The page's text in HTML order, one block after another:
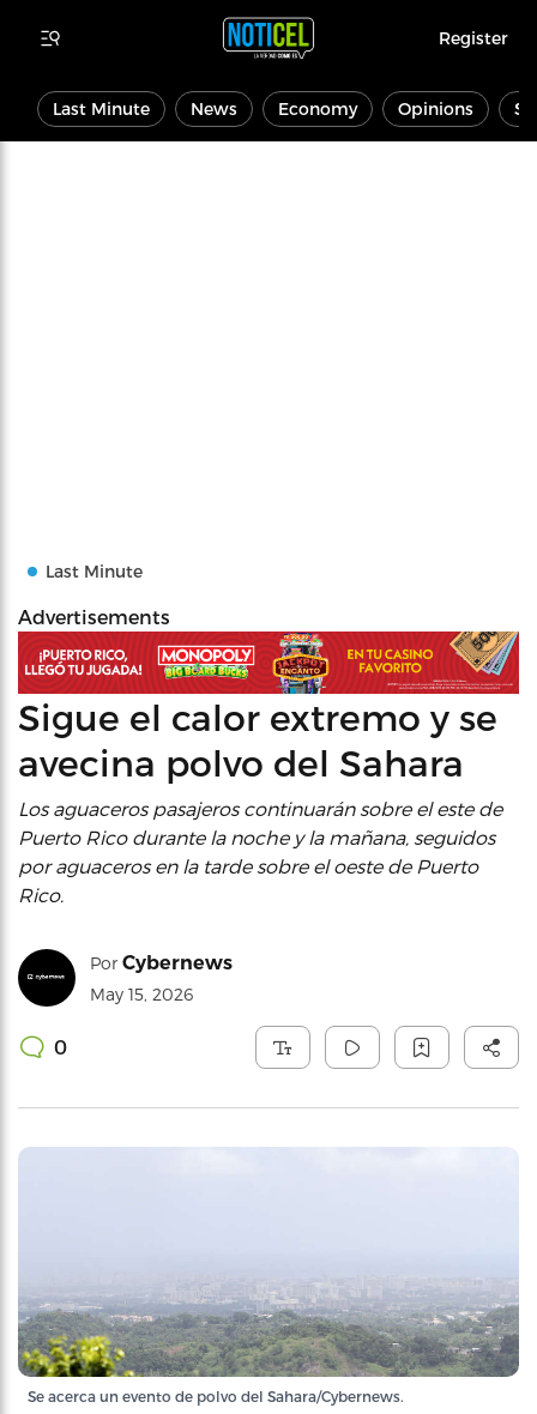
Register
Last Minute News Economy Opinions
Last Minute
Advertisements
Sigue el calor extremo y se
avecina polvo del Sahara
Los aguaceros pasajeros continuarán sobre el este de
Puerto Rico durante la noche y la mañana, seguidos
por aguaceros en la tarde sobre el oeste de Puerto
Rico.
Por Cybernews
May 15, 2026
0
Se acerca un evento de polvo del Sahara/Cybernews.